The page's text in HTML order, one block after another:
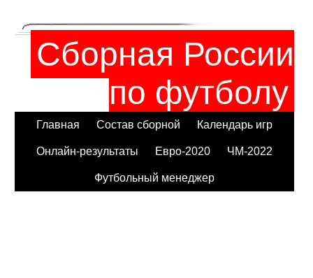
Сборная России
по футболу
Главная Состав сборной Календарь игр
Онлайн-результаты Евро-2020 ЧМ-2022
Футбольный менеджер